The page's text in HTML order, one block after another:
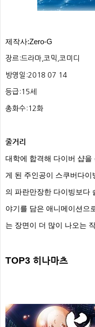
제작사:Zero-G
장르:드라마,코믹,코미디
방영일:2018 07 14
등급:15세
총화수:12화
줄거리
대학에 합격해 다이버 샵을
게 된 주인공이 스쿠버다
의 파란만장한 다이빙보다
야기를 담은 애니메이션으
는 장면이 더 많이 나오는
TOP3 히나마츠